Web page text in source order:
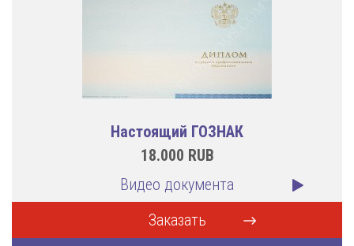
Настоящий ГОЗНАК
18.000 RUB
Видео документа
Заказать